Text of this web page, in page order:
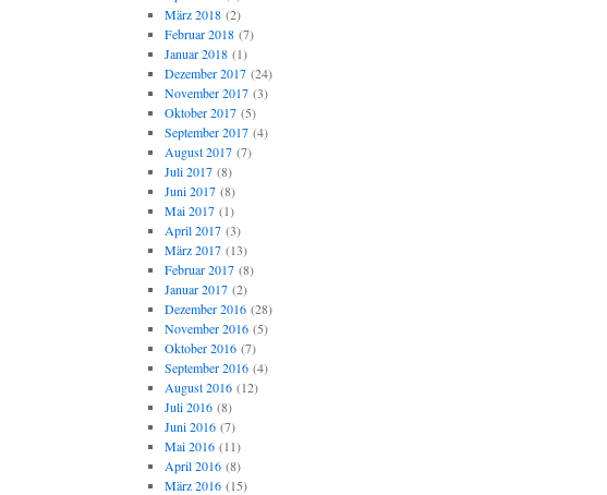
März 2018(2)
Februar 2018(7)
Januar 2018(1)
Dezember 2017(24)
November 2017(3)
Oktober 2017(5)
September 2017(4)
August 2017(7)
Juli 2017(8)
Juni 2017(8)
Mai 2017(1)
April 2017(3)
März 2017(13)
Februar 2017(8)
Januar 2017(2)
Dezember 2016(28)
November 2016(5)
Oktober 2016(7)
September 2016(4)
August 2016(12)
Juli 2016(8)
Juni 2016(7)
Mai 2016(11)
April 2016(8)
März 2016(15)